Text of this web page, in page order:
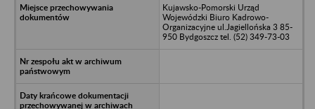
Kujawsko-Pomorski Urząd
Wojewódzki Biuro Kadrowo-
Organizacyjne ul.Jagiellońska 3 85-
950 Bydgoszcz tel. (52) 349-73-03